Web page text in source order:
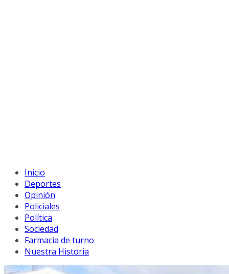
Inicio
Deportes
Opinión
Policiales
Política
Sociedad
Farmacia de turno
Nuestra Historia